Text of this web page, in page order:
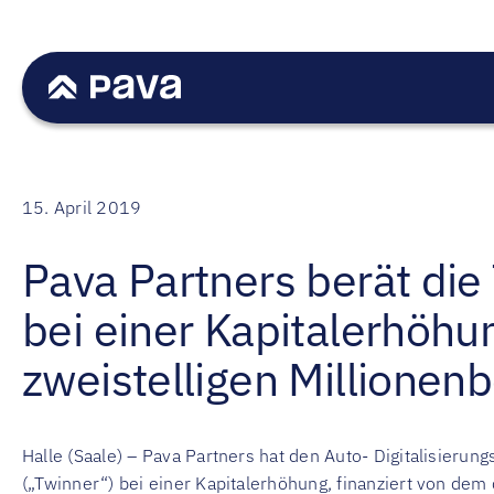
content
15. April 2019
Pava Partners berät
bei einer
zweistelligen
Halle (Saale) – Pava Partners hat den Auto-
(„Twinner“) bei einer Kapitalerhöhung, finanziert von